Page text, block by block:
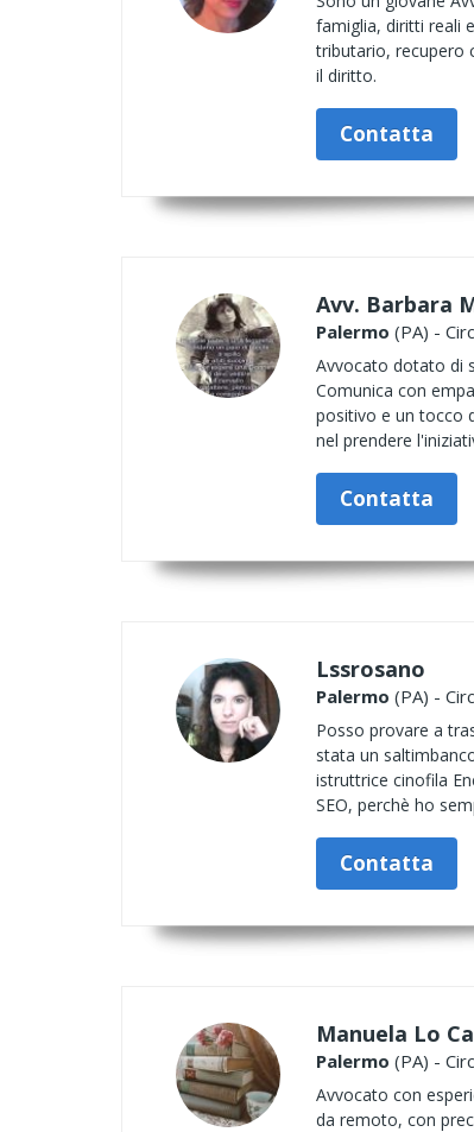
famiglia, diritti reali
tributario, recupero
il diritto.
Contatta
Avv. Barbara
Palermo (PA) -
Avvocato dotato di
Comunica con
positivo e un tocco
nel prendere
Contatta
Lssrosano
Palermo (PA) -
Posso provare a
stata un
istruttrice cinofila
SEO, perchè ho
Contatta
Manuela Lo
Palermo (PA) -
Avvocato con
da remoto, con